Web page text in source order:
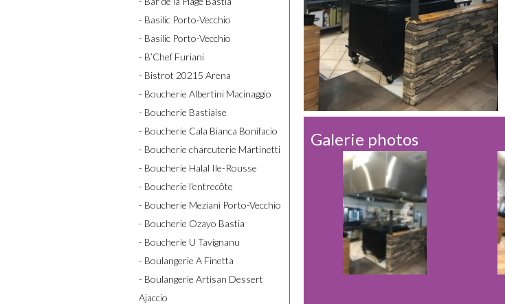
- Basilic Porto-Vecchio
- Basilic Porto-Vecchio
- B’Chef Furiani
- Bistrot 20215 Arena
- Boucherie Albertini Macinaggio
- Boucherie Bastiaise
- Boucherie Cala Bianca Bonifacio
- Boucherie charcuterie Martinetti
- Boucherie Halal Ile-Rousse
- Boucherie l'entrecôte
- Boucherie Meziani Porto-Vecchio
- Boucherie Ozayo Bastia
- Boucherie U Tavignanu
- Boulangerie A Finetta
- Boulangerie Artisan Dessert
Ajaccio
Galerie photos